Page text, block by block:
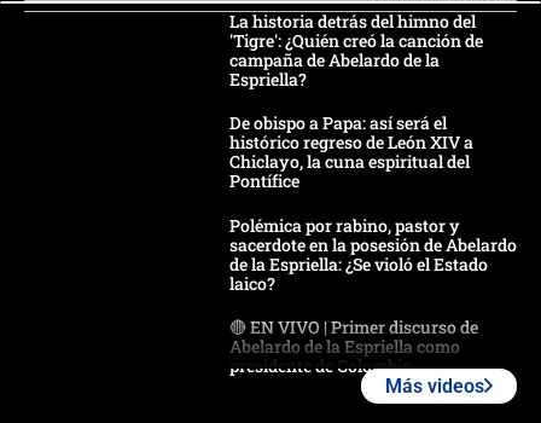
La historia detrás del himno del
'Tigre': ¿Quién creó la canción de
campaña de Abelardo de la
Espriella?
De obispo a Papa: así será el
histórico regreso de León XIV a
Chiclayo, la cuna espiritual del
Pontífice
Polémica por rabino, pastor y
sacerdote en la posesión de Abelardo
de la Espriella: ¿Se violó el Estado
laico?
🔴 EN VIVO | Primer discurso de
Abelardo de la Espriella como
presidente de Colombia
Más videos